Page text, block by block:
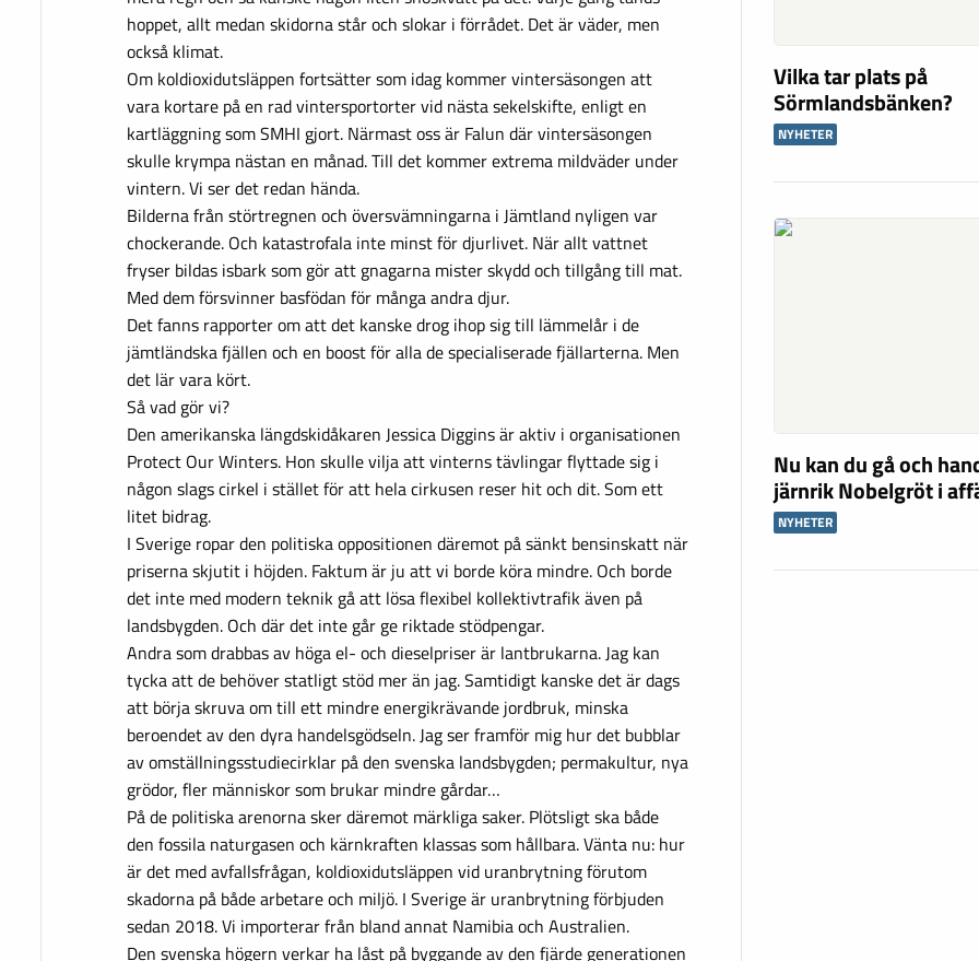
hoppet, allt medan skidorna står och slokar i förrådet. Det är väder, men
också klimat.
Om koldioxidutsläppen fortsätter som idag kommer vintersäsongen att
vara kortare på en rad vintersportorter vid nästa sekelskifte, enligt en
kartläggning som SMHI gjort. Närmast oss är Falun där vintersäsongen
skulle krympa nästan en månad. Till det kommer extrema mildväder under
vintern. Vi ser det redan hända.
Bilderna från störtregnen och översvämningarna i Jämtland nyligen var
chockerande. Och katastrofala inte minst för djurlivet. När allt vattnet
fryser bildas isbark som gör att gnagarna mister skydd och tillgång till mat.
Med dem försvinner basfödan för många andra djur.
Det fanns rapporter om att det kanske drog ihop sig till lämmelår i de
jämtländska fjällen och en boost för alla de specialiserade fjällarterna. Men
det lär vara kört.
Så vad gör vi?
Den amerikanska längdskidåkaren Jessica Diggins är aktiv i organisationen
Protect Our Winters. Hon skulle vilja att vinterns tävlingar flyttade sig i
någon slags cirkel i stället för att hela cirkusen reser hit och dit. Som ett
litet bidrag.
I Sverige ropar den politiska oppositionen däremot på sänkt bensinskatt när
priserna skjutit i höjden. Faktum är ju att vi borde köra mindre. Och borde
det inte med modern teknik gå att lösa flexibel kollektivtrafik även på
landsbygden. Och där det inte går ge riktade stödpengar.
Andra som drabbas av höga el- och dieselpriser är lantbrukarna. Jag kan
tycka att de behöver statligt stöd mer än jag. Samtidigt kanske det är dags
att börja skruva om till ett mindre energikrävande jordbruk, minska
beroendet av den dyra handelsgödseln. Jag ser framför mig hur det bubblar
av omställningsstudiecirklar på den svenska landsbygden; permakultur, nya
grödor, fler människor som brukar mindre gårdar…
På de politiska arenorna sker däremot märkliga saker. Plötsligt ska både
den fossila naturgasen och kärnkraften klassas som hållbara. Vänta nu: hur
är det med avfallsfrågan, koldioxidutsläppen vid uranbrytning förutom
skadorna på både arbetare och miljö. I Sverige är uranbrytning förbjuden
sedan 2018. Vi importerar från bland annat Namibia och Australien.
Den svenska högern verkar ha låst på byggande av den fjärde generationen
Vilka tar plats på
Sörmlandsbänken?
NYHETER
Nu kan du gå och
järnrik Nobelgröt i
NYHETER